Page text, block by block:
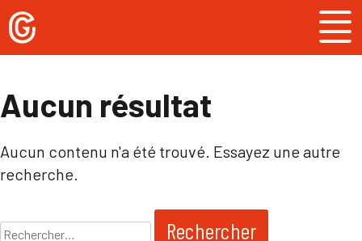
Skip
to
content
Aucun résultat
Aucun contenu n'a été trouvé. Essayez une autre
recherche.
Rechercher :